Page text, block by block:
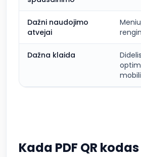
Dažni naudojimo
atvejai
Dažna klaida
Kada PDF QR